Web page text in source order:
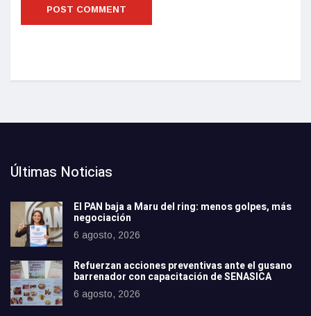
Últimas Noticias
El PAN baja a Maru del ring: menos golpes, más
negociación
6 agosto, 2026
Refuerzan acciones preventivas ante el gusano
barrenador con capacitación de SENASICA
6 agosto, 2026